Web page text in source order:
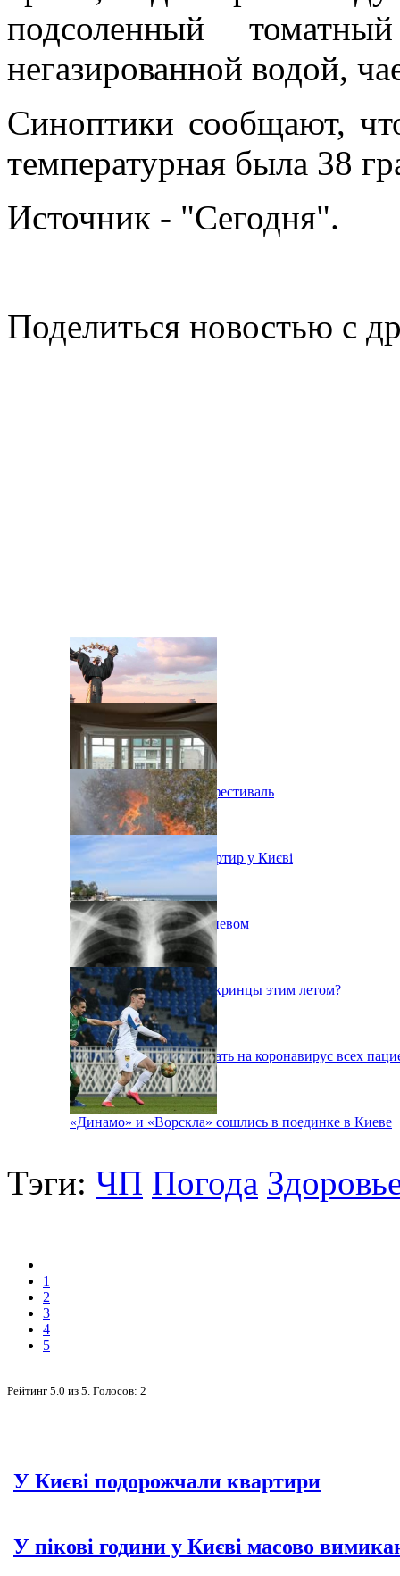
подсоленный
негазированной водой,
Синоптики сообщают,
температурная была 38
Источник - "Сегодня".
Поделиться новостью с
В Киеве состоится эко-фестиваль
Ситуація з орендою квартир у Києві
Пожар на свалке под Киевом
Куда поедут отдыхать укринцы этим летом?
В Киеве будут тестировать на коронавирус всех
«Динамо» и «Ворскла» сошлись в поединке в Киеве
Тэги: ЧП Погода
1
2
3
4
5
Рейтинг 5.0 из 5 . Голосов: 2
У Києві подорожчали квартири
У пікові години у Києві масово